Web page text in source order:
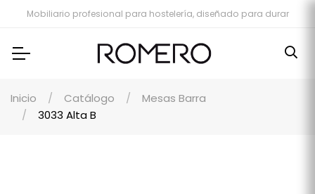
Mobiliario profesional para hostelería, diseñado para durar
Inicio Catálogo
Mesas Barra
3033 Alta B